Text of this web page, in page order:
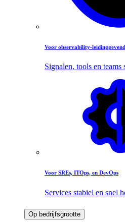
Voor observability-
Signalen, tools en teams
Voor SREs, ITOps, en DevOps
Services stabiel en snel
Op bedrijfsgrootte